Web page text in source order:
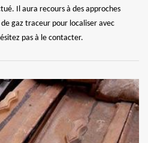
Il aura recours à des approches
gaz traceur pour localiser avec
pas à le contacter.